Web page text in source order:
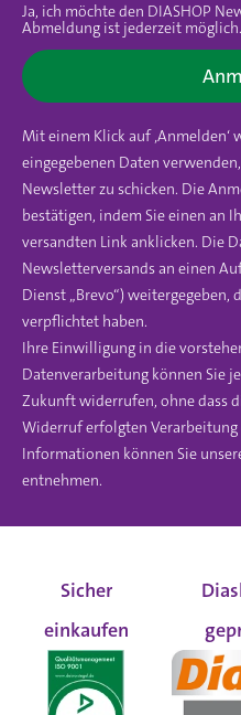
Ja, ich möchte den DIASHOP
Abmeldung ist jederzeit möglich.
Mit einem Klick auf ‚Anmelden‘
eingegebenen Daten
Newsletter zu schicken. Die
bestätigen, indem Sie einen an
versandten Link anklicken. Die
Newsletterversands an einen
Dienst „Brevo“) weitergegeben,
verpflichtet haben.
Ihre Einwilligung in die
Datenverarbeitung können Sie
Zukunft widerrufen, ohne dass
Widerruf erfolgten
Informationen können Sie
entnehmen.
Sicher
einkaufen